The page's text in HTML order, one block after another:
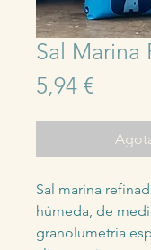
Sal Marina
5,94 €
Sal marina
húmeda, de
granolumetría